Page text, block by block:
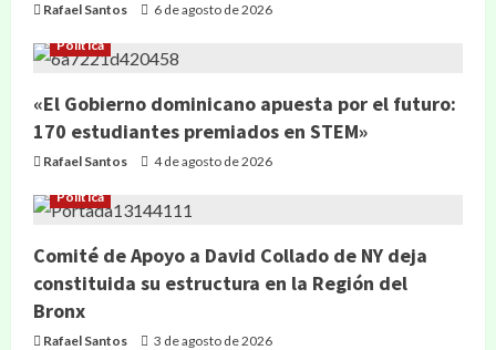
Rafael Santos 6 de agosto de 2026
Política
«El Gobierno dominicano apuesta por el futuro:
170 estudiantes premiados en STEM»
Rafael Santos 4 de agosto de 2026
Política
Comité de Apoyo a David Collado de NY deja
constituida su estructura en la Región del
Bronx
Rafael Santos 3 de agosto de 2026